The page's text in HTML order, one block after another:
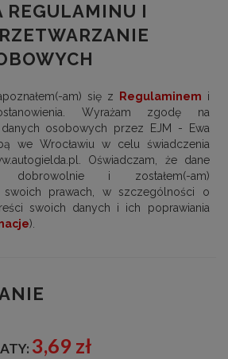
REGULAMINU I
am) się z Regulaminem i
Wyrażam zgodę na
osobowych przez EJM - Ewa
we Wrocławiu w celu świadczenia
Oświadczam, że dane
i zostałem(-am)
swoich prawach, w szczególności o
swoich danych i ich poprawiania
).
3,69 zł